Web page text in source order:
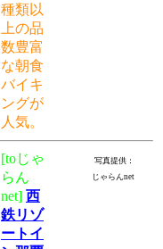
種類以
上の品
数豊富
な朝食
バイキ
ングが
人気。
[toじゃ
らん
net] 西
鉄リゾ
ートイ
写真提供：
じゃらんnet